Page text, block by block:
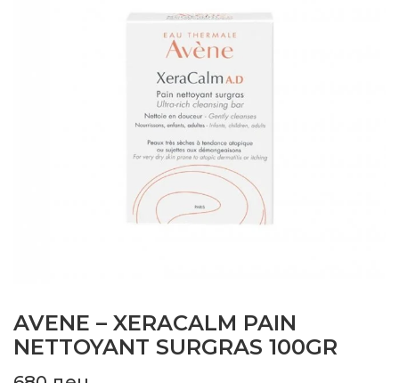
AVENE – XERACALM PAIN
NETTOYANT SURGRAS 100GR